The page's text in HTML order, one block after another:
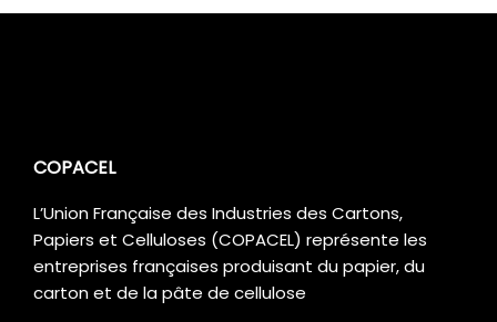
COPACEL
L’Union Française des Industries des Cartons,
Papiers et Celluloses (COPACEL) représente les
entreprises françaises produisant du papier, du
carton et de la pâte de cellulose